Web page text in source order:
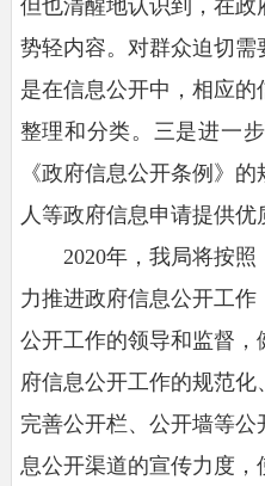
但也清醒地认识到，在
势轻内容。对群众迫切
是在信息公开中，相应
整理和分类。三是进一
《政府信息公开条例》
人等政府信息申请提供优
2020年，我局将按
力推进政府信息公开工
公开工作的领导和监督
府信息公开工作的规范
完善公开栏、公开墙等
息公开渠道的宣传力度